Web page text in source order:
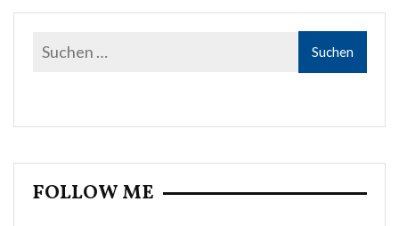
FOLLOW ME